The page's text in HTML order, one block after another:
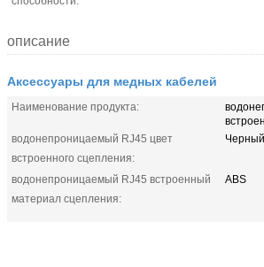
описание
Аксессуары для медных кабелей
Наименование продукта:
водонепроницаемый RJ45 цвет
встроенного сцепления:
Черный
водонепроницаемый RJ45 встроенный
материал сцепления:
ABS